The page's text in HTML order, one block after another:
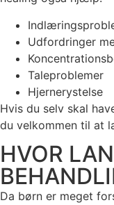
Udfordringer
Taleproblemer
Hjernerystelse
Hvis du selv skal
du velkommen til at
HVOR
Da børn er meget